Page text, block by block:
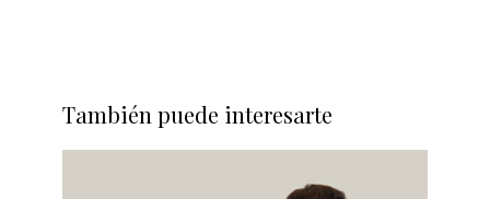
También puede interesarte